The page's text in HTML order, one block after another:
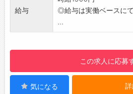
・チーム制で協力しな
♪
【職場の雰囲気】
・人間関係も良好で、
給与
◎給与は実働ベースに
...
この求人に応募
気になる